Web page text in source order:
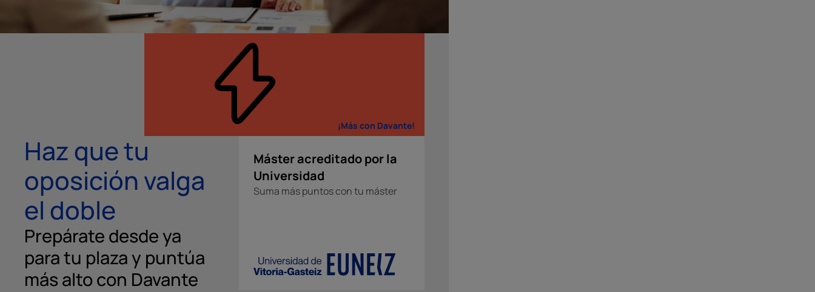
¡Más con Davante!
Haz que tu
oposición valga
el doble
Prepárate desde ya
para tu plaza y puntúa
más alto con Davante
Máster acreditado por la
Universidad
Suma más puntos con tu máster